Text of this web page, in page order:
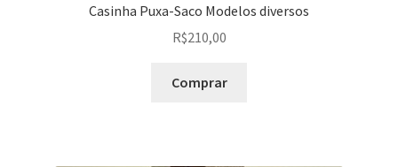
Casinha Puxa-Saco Modelos diversos
R$210,00
Comprar